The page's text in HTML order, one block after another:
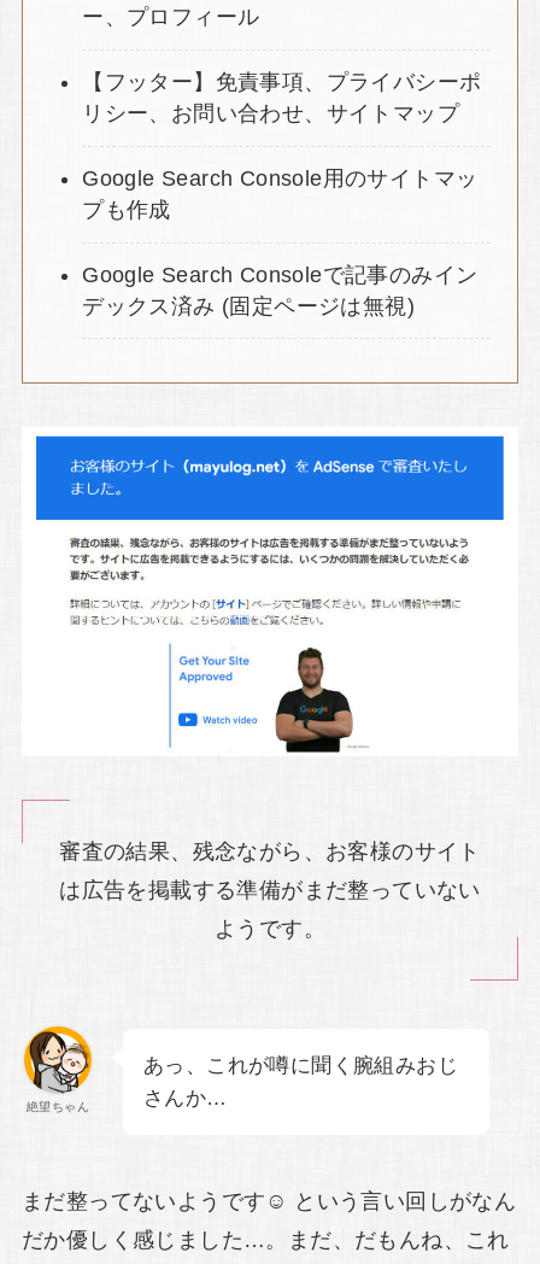
ー、プロフィール
【フッター】免責事項、プライバシーポ
リシー、お問い合わせ、サイトマップ
Google Search Console用のサイトマッ
プも作成
Google Search Consoleで記事のみイン
デックス済み (固定ページは無視)
審査の結果、残念ながら、お客様のサイト
は広告を掲載する準備がまだ整っていない
ようです。
絶望ちゃん
あっ、これが噂に聞く腕組みおじ
さんか…
まだ整ってないようです☺ という言い回しがなん
だか優しく感じました…。まだ、だもんね、これ